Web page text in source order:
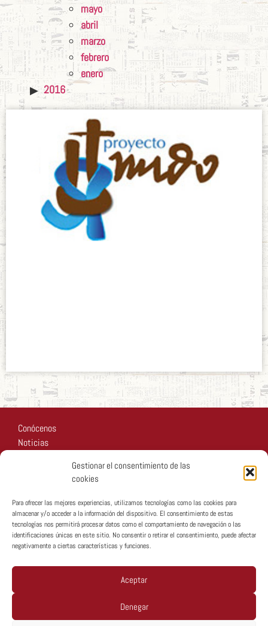
Gestionar el consentimiento de las
cookies
Para ofrecer las mejores experiencias, utilizamos tecnologías como las cookies para
almacenar y/o acceder a la información del dispositivo. El consentimiento de estas
tecnologías nos permitirá procesar datos como el comportamiento de navegación o las
identificaciones únicas en este sitio. No consentir o retirar el consentimiento, puede afectar
negativamente a ciertas características y funciones.
Aceptar
Denegar
mayo
abril
marzo
febrero
enero
2016
Conócenos
Noticias
Copyright © MTA España 2026